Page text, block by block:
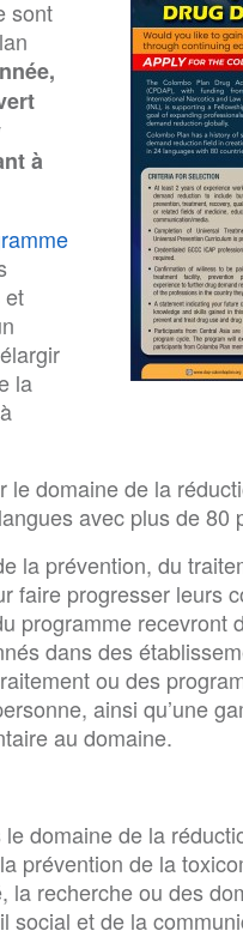
sont
à
et
la
le domaine de la
avec plus de 80
la prévention, du
faire progresser leurs
programme recevront
dans des
ou des
ainsi qu’une
au domaine.
domaine de la
prévention de la
la recherche ou des
social et de la